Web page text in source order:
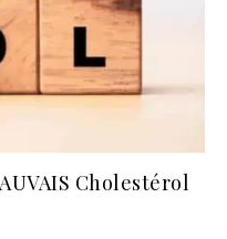
Cholestérol